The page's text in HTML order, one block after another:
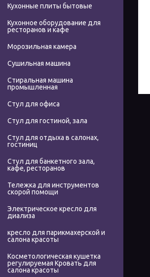
Кухонные плиты бытовые
Кухонное оборудование для
ресторанов и кафе
Морозильная камера
Сушильная машина
Стиральная машина
промышленная
Стул для офиса
Стул для гостиной, зала
Стул для отдыха в салонах,
гостиниц
Стул для банкетного зала,
кафе, ресторанов
Тележка для инструментов
скорой помощи
Электрическое кресло для
диализа
кресло для парикмахерской и
салона красоты
Косметологическая кушетка
регулируемая Кровать для
салона красоты